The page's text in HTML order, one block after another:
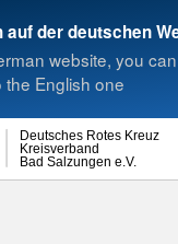
auf der deutschen
website, you
the English one
Bad Salzungen e.V.
Kreisverband
Deutsches Rotes Kreuz